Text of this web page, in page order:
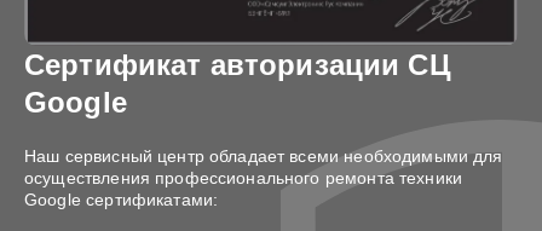
Сертификат авторизации СЦ
Google
Наш сервисный центр обладает всеми необходимыми для
осуществления профессионального ремонта техники
Google сертификатами: